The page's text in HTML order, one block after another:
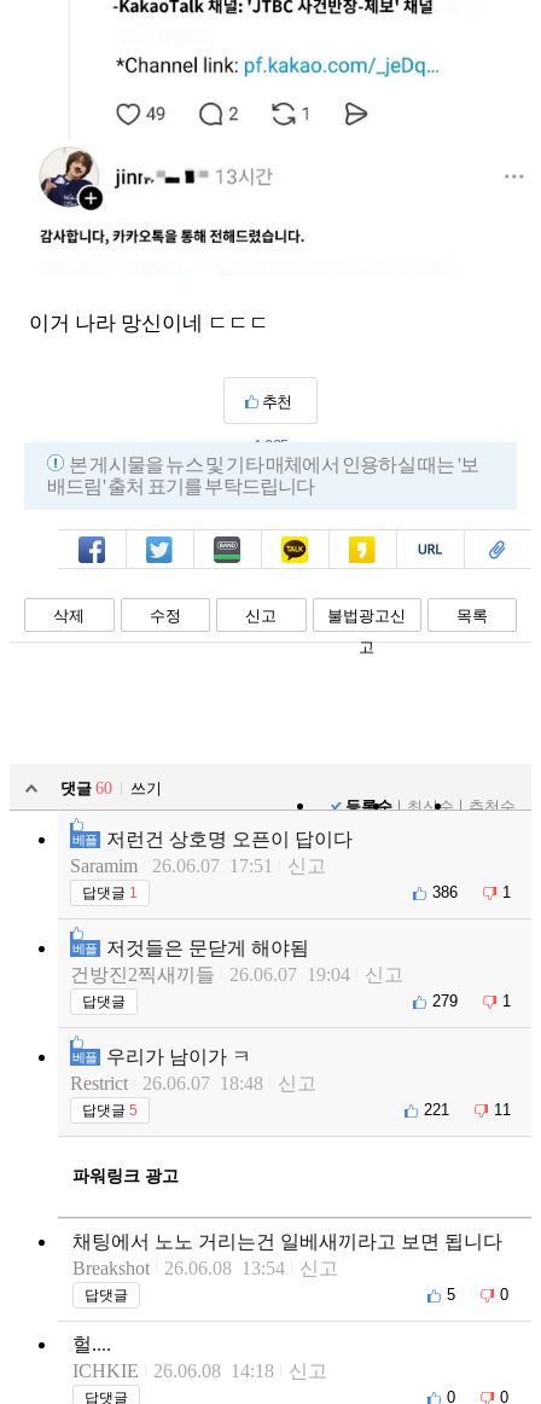
이거 나라 망신이네 ㄷㄷㄷ
추천
1,025
본 게시물을 뉴스 및 기타 매체에서 인용하실 때는 '보
배드림' 출처 표기를 부탁드립니다
페북 트윗 밴드 카톡 카스 복사 스크랩
삭제 수정 신고
불법광고신
고
목록
댓글 60
쓰기
등록순
최신순 추천순
베플
저런건 상호명 오픈이 답이다
Saramim
26.06.07 17:51 신고
답댓글 1 386 1
베플
저것들은 문닫게 해야됨
건방진2찍새끼들
26.06.07 19:04 신고
답댓글 279 1
베플
우리가 남이가 ㅋ
Restrict
26.06.07 18:48 신고
답댓글 5 221 11
파워링크 광고
채팅에서 노노 거리는건 일베새끼라고 보면 됩니다
Breakshot
26.06.08 13:54 신고
답댓글 5 0
헐....
ICHKIE
26.06.08 14:18 신고
답댓글 0 0